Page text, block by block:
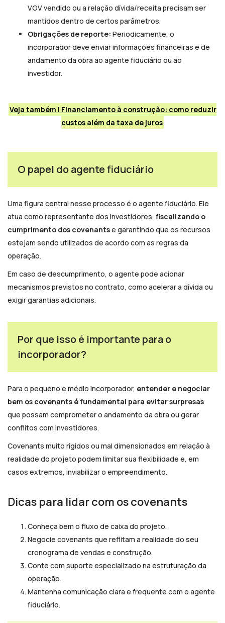
VGV vendido ou a relação dívida/receita precisam ser
mantidos dentro de certos parâmetros.
Obrigações de reporte: Periodicamente, o
incorporador deve enviar informações financeiras e de
andamento da obra ao agente fiduciário ou ao
investidor.
Veja também | Financiamento à construção: como reduzir
custos além da taxa de juros
O papel do agente fiduciário
Uma figura central nesse processo é o agente fiduciário. Ele
atua como representante dos investidores, fiscalizando o
cumprimento dos covenantse garantindo que os recursos
estejam sendo utilizados de acordo com as regras da
operação.
Em caso de descumprimento, o agente pode acionar
mecanismos previstos no contrato, como acelerar a dívida ou
exigir garantias adicionais.
Por que isso é importante para o
incorporador?
Para o pequeno e médio incorporador, entender e negociar
bem os covenants é fundamental para evitar surpresas
que possam comprometer o andamento da obra ou gerar
conflitos com investidores.
Covenants muito rígidos ou mal dimensionados em relação à
realidade do projeto podem limitar sua flexibilidade e, em
casos extremos, inviabilizar o empreendimento.
Dicas para lidar com os covenants
Conheça bem o fluxo de caixa do projeto.
Negocie covenants que reflitam a realidade do seu
cronograma de vendas e construção.
Conte com suporte especializado na estruturação da
operação.
Mantenha comunicação clara e frequente com o agente
fiduciário.